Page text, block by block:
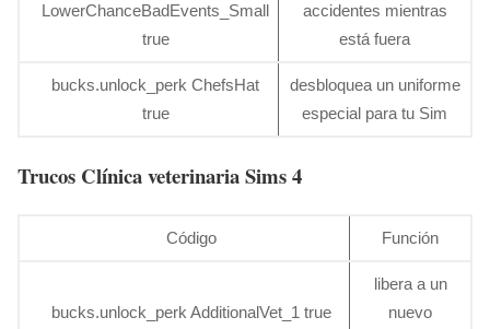
LowerChanceBadEvents_Small
true
accidentes mientras
está fuera
bucks.unlock_perk ChefsHat
true
desbloquea un uniforme
especial para tu Sim
Trucos Clínica veterinaria Sims 4
Código Función
bucks.unlock_perk AdditionalVet_1 true
libera a un
nuevo